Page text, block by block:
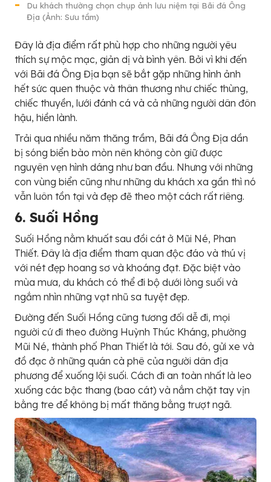
Du khách thường chọn chụp ảnh lưu niệm tại Bãi đá Ông
Địa (Ảnh: Sưu tầm)
Đây là địa điểm rất phù hợp cho những người yêu
thích sự mộc mạc, giản dị và bình yên. Bởi vì khi đến
với Bãi đá Ông Địa bạn sẽ bắt gặp những hình ảnh
hết sức quen thuộc và thân thương như chiếc thùng,
chiếc thuyền, lưới đánh cá và cả những người dân đôn
hậu, hiền lành.
Trải qua nhiều năm thăng trầm, Bãi đá Ông Địa dần
bị sóng biển bào mòn nên không còn giữ được
nguyên vẹn hình dáng như ban đầu. Nhưng với những
con vùng biển cũng như những du khách xa gần thì nó
vẫn luôn tồn tại và đẹp đẽ theo một cách rất riêng.
6. Suối Hồng
Suối Hồng nằm khuất sau đồi cát ở Mũi Né, Phan
Thiết. Đây là địa điểm tham quan độc đáo và thú vị
với nét đẹp hoang sơ và khoáng đạt. Đặc biệt vào
mùa mưa, du khách có thể đi bộ dưới lòng suối và
ngắm nhìn những vạt nhũ sa tuyệt đẹp.
Đường đến Suối Hồng cũng tương đối dễ đi, mọi
người cứ đi theo đường Huỳnh Thúc Kháng, phường
Mũi Né, thành phố Phan Thiết là tới. Sau đó, gửi xe và
đồ đạc ở những quán cà phê của người dân địa
phương để xuống lội suối. Cách đi an toàn nhất là leo
xuống các bậc thang (bao cát) và nắm chặt tay vịn
bằng tre để không bị mất thăng bằng trượt ngã.